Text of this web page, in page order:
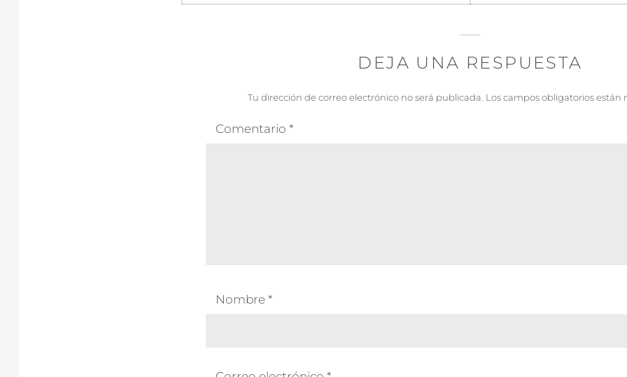
entradas
DEJA UNA RESPUESTA
Tu dirección de correo electrónico no será publicada. Los campos obligatorios están
Comentario *
Nombre *